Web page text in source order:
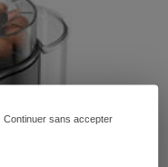
Continuer sans accepter